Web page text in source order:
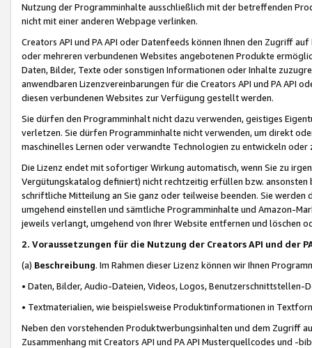
Nutzung der Programminhalte ausschließlich mit der betreffenden
nicht mit einer anderen Webpage verlinken.
Creators API und PA API oder Datenfeeds können Ihnen den Zugriff
oder mehreren verbundenen Websites angebotenen Produkte
Daten, Bilder, Texte oder sonstigen Informationen oder Inhalte
anwendbaren Lizenzvereinbarungen für die Creators API und PA API
diesen verbundenen Websites zur Verfügung gestellt werden.
Sie dürfen den Programminhalt nicht dazu verwenden, geistiges
verletzen. Sie dürfen Programminhalte nicht verwenden, um direkt
maschinelles Lernen oder verwandte Technologien zu entwickeln
Die Lizenz endet mit sofortiger Wirkung automatisch, wenn Sie zu
Vergütungskatalog definiert) nicht rechtzeitig erfüllen bzw. ansonsten
schriftliche Mitteilung an Sie ganz oder teilweise beenden. Sie werden
umgehend einstellen und sämtliche Programminhalte und Amazon-
jeweils verlangt, umgehend von Ihrer Website entfernen und löschen
2. Voraussetzungen für die Nutzung der Creators API und der
(a) Beschreibung. Im Rahmen dieser Lizenz können wir Ihnen
• Daten, Bilder, Audio-Dateien, Videos, Logos, Benutzerschnittstellen-
• Textmaterialien, wie beispielsweise Produktinformationen in
Neben den vorstehenden Produktwerbungsinhalten und dem Zugriff
Zusammenhang mit Creators API und PA API Musterquellcodes und